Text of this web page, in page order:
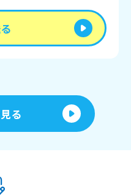
る